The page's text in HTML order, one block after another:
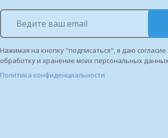
Нажимая на кнопку "подписаться", я даю согласие
обработку и хранение моих персональных
Политика конфиденциальности